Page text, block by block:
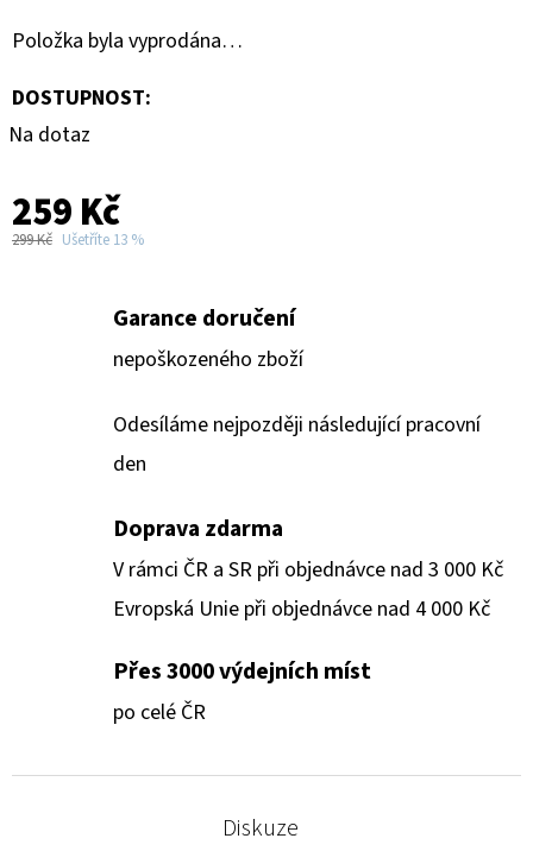
Položka byla vyprodána…
DOSTUPNOST:
Na dotaz
259 Kč
299 Kč Ušetříte 13 %
Garance doručení
nepoškozeného zboží
Odesíláme nejpozději následující pracovní
den
Doprava zdarma
V rámci ČR a SR při objednávce nad 3 000 Kč
Evropská Unie při objednávce nad 4 000 Kč
Přes 3000 výdejních míst
po celé ČR
Diskuze